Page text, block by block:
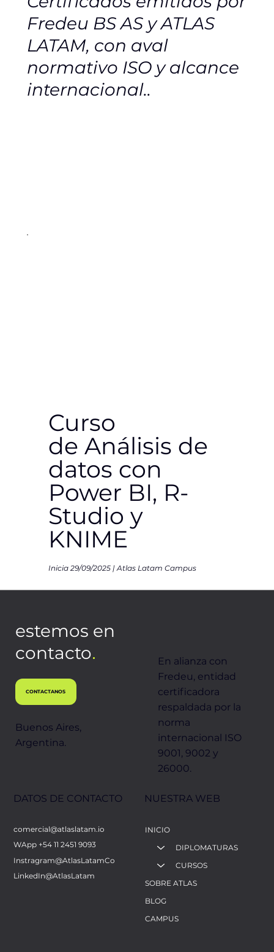
Fredeu BS AS y ATLAS
LATAM, con aval
normativo ISO y alcance
internacional..
Curso
de Análisis de
datos con
Power BI, R-
Studio y
KNIME
Inicia 29/09/2025 | Atlas Latam Campus
POWER BI, R-RSTUDIO Y KNIME
10 HORAS DE CLASES CADA MODULO
INCLUYE CERTIFICADO FREDEU
INSCRIBIRSE 🇦🇷
estemos en
contacto.
Buenos Aires,
Argentina.
CONTACTANOS
DATOS DE CONTACTO
comercial@atlaslatam.io
WApp +54 11 2451 9093
Instragram@AtlasLatamCo
LinkedIn@AtlasLatam
NUESTRA WEB
INICIO
DIPLOMATURAS
CURSOS
SOBRE ATLAS
BLOG
CAMPUS
En alianza con
Fredeu, entidad
certificadora
respaldada por la
norma
internacional ISO
9001, 9002 y
26000.